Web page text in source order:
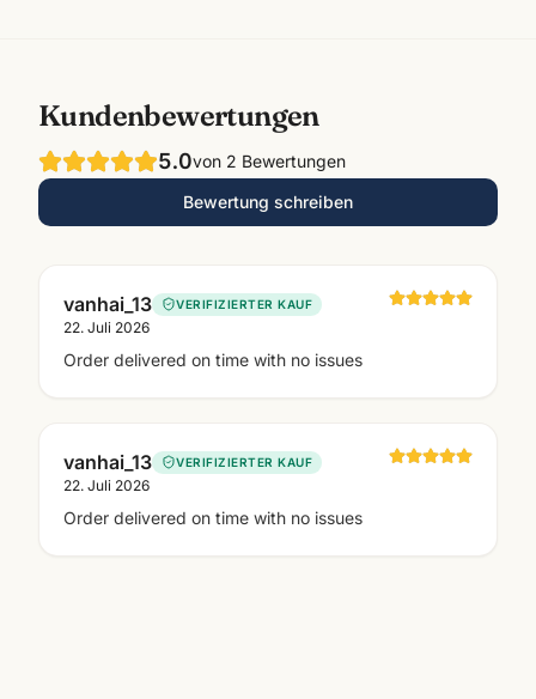
Kundenbewertungen
5.0von 2 Bewertungen
Bewertung schreiben
vanhai_13 VERIFIZIERTER KAUF
22. Juli 2026
Order delivered on time with no issues
vanhai_13 VERIFIZIERTER KAUF
22. Juli 2026
Order delivered on time with no issues